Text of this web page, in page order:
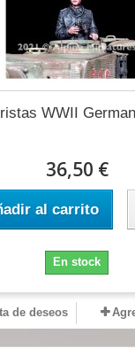
WWII
36,50 €
al carrito
En stock
de deseos